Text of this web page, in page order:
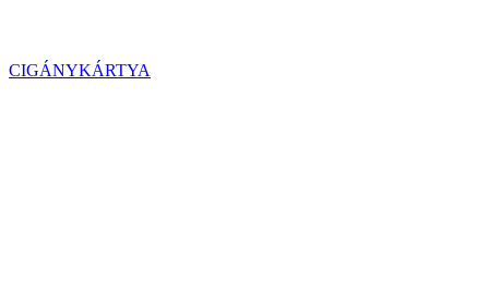
CIGÁNYKÁRTYA